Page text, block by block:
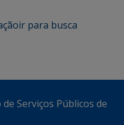
ir para busca
Serviços Públicos de